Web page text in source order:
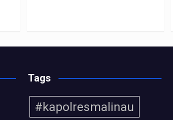
Tags
#kapolresmalinau